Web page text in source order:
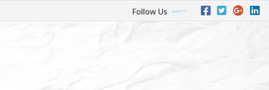
Follow Us